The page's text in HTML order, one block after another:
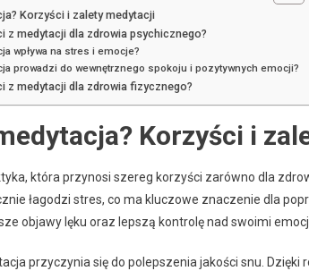
Korzyści i zalety medytacji
z medytacji dla zdrowia psychicznego?
wpływa na stres i emocje?
prowadzi do wewnętrznego spokoju i pozytywnych emocji?
z medytacji dla zdrowia fizycznego?
Korzyści i
która przynosi szereg korzyści zarówno dla
łagodzi stres, co ma kluczowe znaczenie dla
objawy lęku oraz lepszą kontrolę nad swoimi
przyczynia się do polepszenia jakości snu.